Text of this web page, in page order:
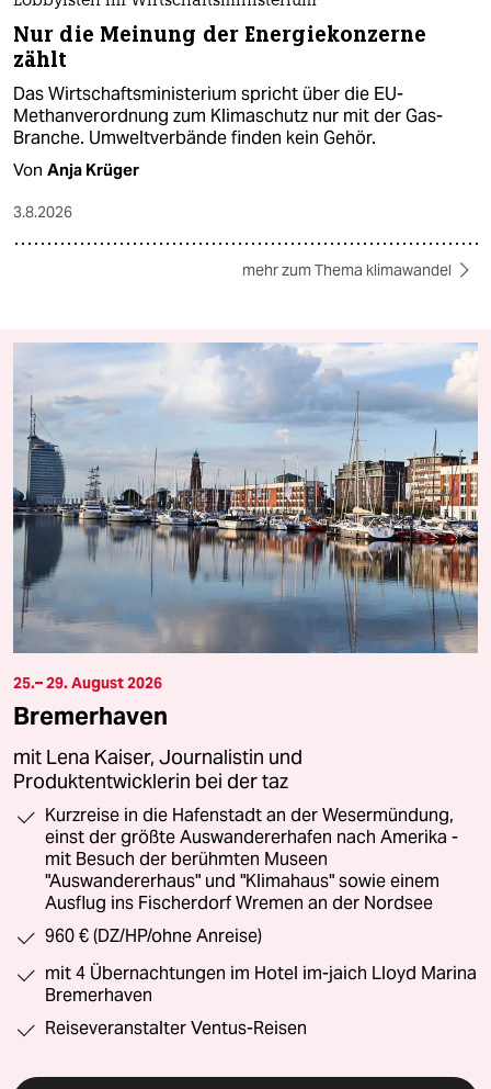
Nur die Meinung der Energiekonzerne
zählt
Das Wirtschaftsministerium spricht über die EU-
Methanverordnung zum Klimaschutz nur mit der Gas-
Branche. Umweltverbände finden kein Gehör.
Von Anja Krüger
3.8.2026
mehr zum Thema klimawandel
25.– 29. August 2026
Bremerhaven
mit Lena Kaiser, Journalistin und
Produktentwicklerin bei der taz
Kurzreise in die Hafenstadt an der Wesermündung,
einst der größte Auswandererhafen nach Amerika -
mit Besuch der berühmten Museen
"Auswandererhaus" und "Klimahaus" sowie einem
Ausflug ins Fischerdorf Wremen an der Nordsee
960 € (DZ/HP/ohne Anreise)
mit 4 Übernachtungen im Hotel im-jaich Lloyd Marina
Bremerhaven
Reiseveranstalter Ventus-Reisen